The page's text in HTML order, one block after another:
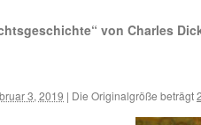
von Charles
3, 2019 | Die Originalgröße beträgt